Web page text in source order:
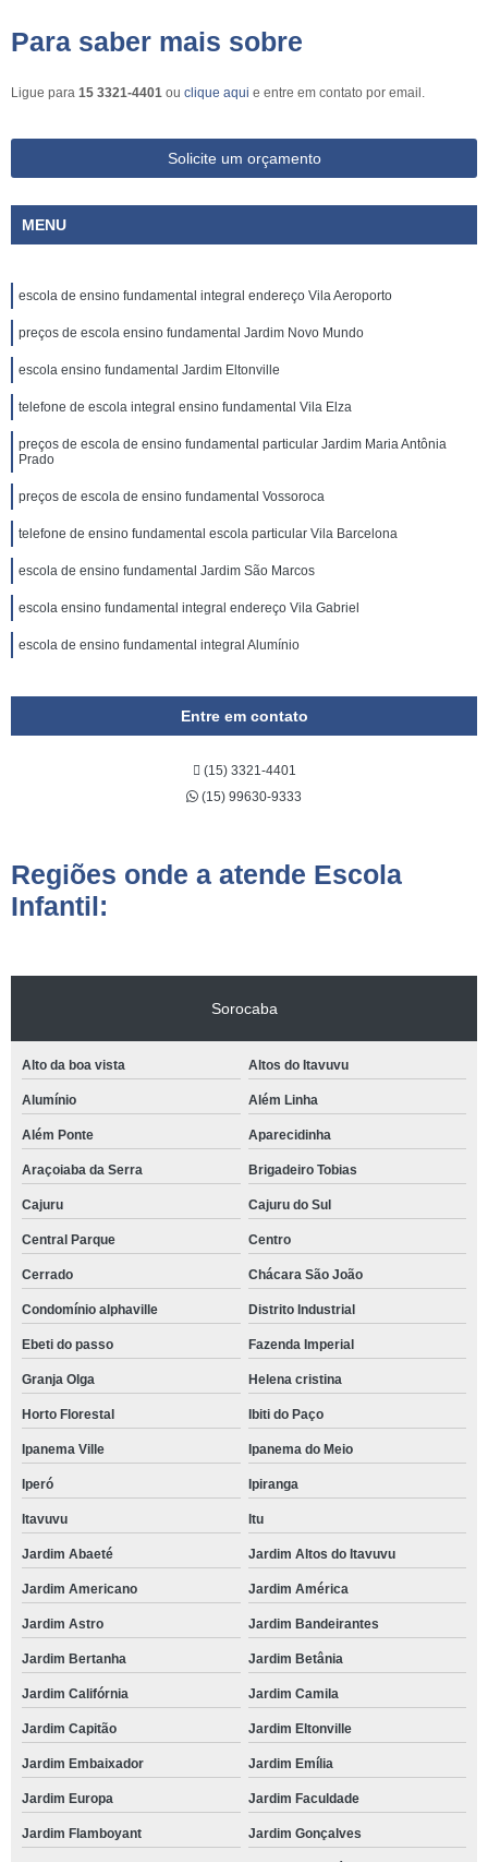
Para saber mais sobre
Ligue para 15 3321-4401 ou clique aqui e entre em contato por email.
Solicite um orçamento
MENU
escola de ensino fundamental integral endereço Vila Aeroporto
preços de escola ensino fundamental Jardim Novo Mundo
escola ensino fundamental Jardim Eltonville
telefone de escola integral ensino fundamental Vila Elza
preços de escola de ensino fundamental particular Jardim Maria Antônia
Prado
preços de escola de ensino fundamental Vossoroca
telefone de ensino fundamental escola particular Vila Barcelona
escola de ensino fundamental Jardim São Marcos
escola ensino fundamental integral endereço Vila Gabriel
escola de ensino fundamental integral Alumínio
Entre em contato
(15) 3321-4401
(15) 99630-9333
Regiões onde a atende Escola
Infantil:
Sorocaba
Alto da boa vista Altos do Itavuvu
Alumínio Além Linha
Além Ponte Aparecidinha
Araçoiaba da Serra Brigadeiro Tobias
Cajuru Cajuru do Sul
Central Parque Centro
Cerrado Chácara São João
Condomínio alphaville Distrito Industrial
Ebeti do passo Fazenda Imperial
Granja Olga Helena cristina
Horto Florestal Ibiti do Paço
Ipanema Ville Ipanema do Meio
Iperó Ipiranga
Itavuvu Itu
Jardim Abaeté Jardim Altos do Itavuvu
Jardim Americano Jardim América
Jardim Astro Jardim Bandeirantes
Jardim Bertanha Jardim Betânia
Jardim Califórnia Jardim Camila
Jardim Capitão Jardim Eltonville
Jardim Embaixador Jardim Emília
Jardim Europa Jardim Faculdade
Jardim Flamboyant Jardim Gonçalves